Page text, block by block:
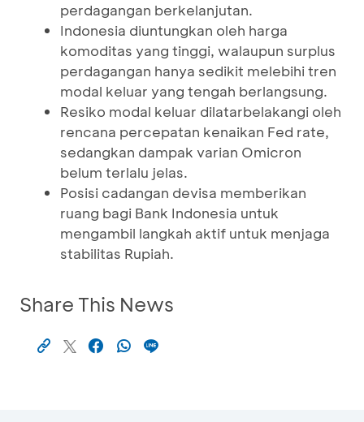
perdagangan berkelanjutan.
Indonesia diuntungkan oleh harga
komoditas yang tinggi, walaupun surplus
perdagangan hanya sedikit melebihi tren
modal keluar yang tengah berlangsung.
Resiko modal keluar dilatarbelakangi oleh
rencana percepatan kenaikan Fed rate,
sedangkan dampak varian Omicron
belum terlalu jelas.
Posisi cadangan devisa memberikan
ruang bagi Bank Indonesia untuk
mengambil langkah aktif untuk menjaga
stabilitas Rupiah.
Share This News